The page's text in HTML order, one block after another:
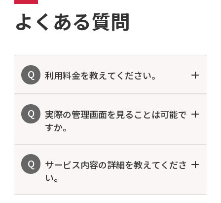
よくある質問
利用料金を教えてください。
実際の管理画面を見ることは可能で
すか。
サービス内容の詳細を教えてくださ
い。